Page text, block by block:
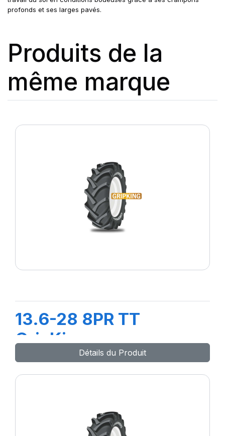
profonds et ses larges pavés.
Produits de la
même marque
13.6-28 8PR TT
GripKing
Détails du Produit